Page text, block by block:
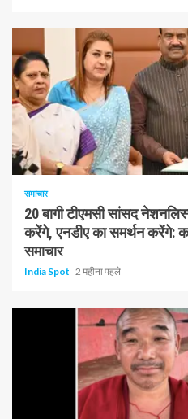
1 न्यूनतम पढ़ा
समाचार
20 बागी टीएमसी सांसद
करेंगे, एनडीए का समर्थन करेंगे:
समाचार
India Spot 2 महीना पहले